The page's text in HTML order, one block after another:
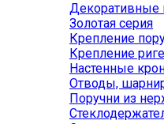
Золотая серия
Крепление
Крепление
Настенные
Отводы,
Поручни из